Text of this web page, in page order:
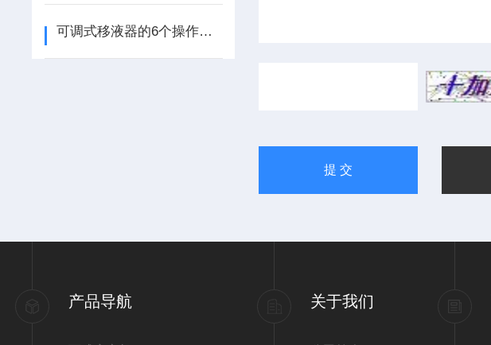
可调式移液器的6个操作步骤
产品导航 关于我们